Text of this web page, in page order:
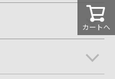
カートへ